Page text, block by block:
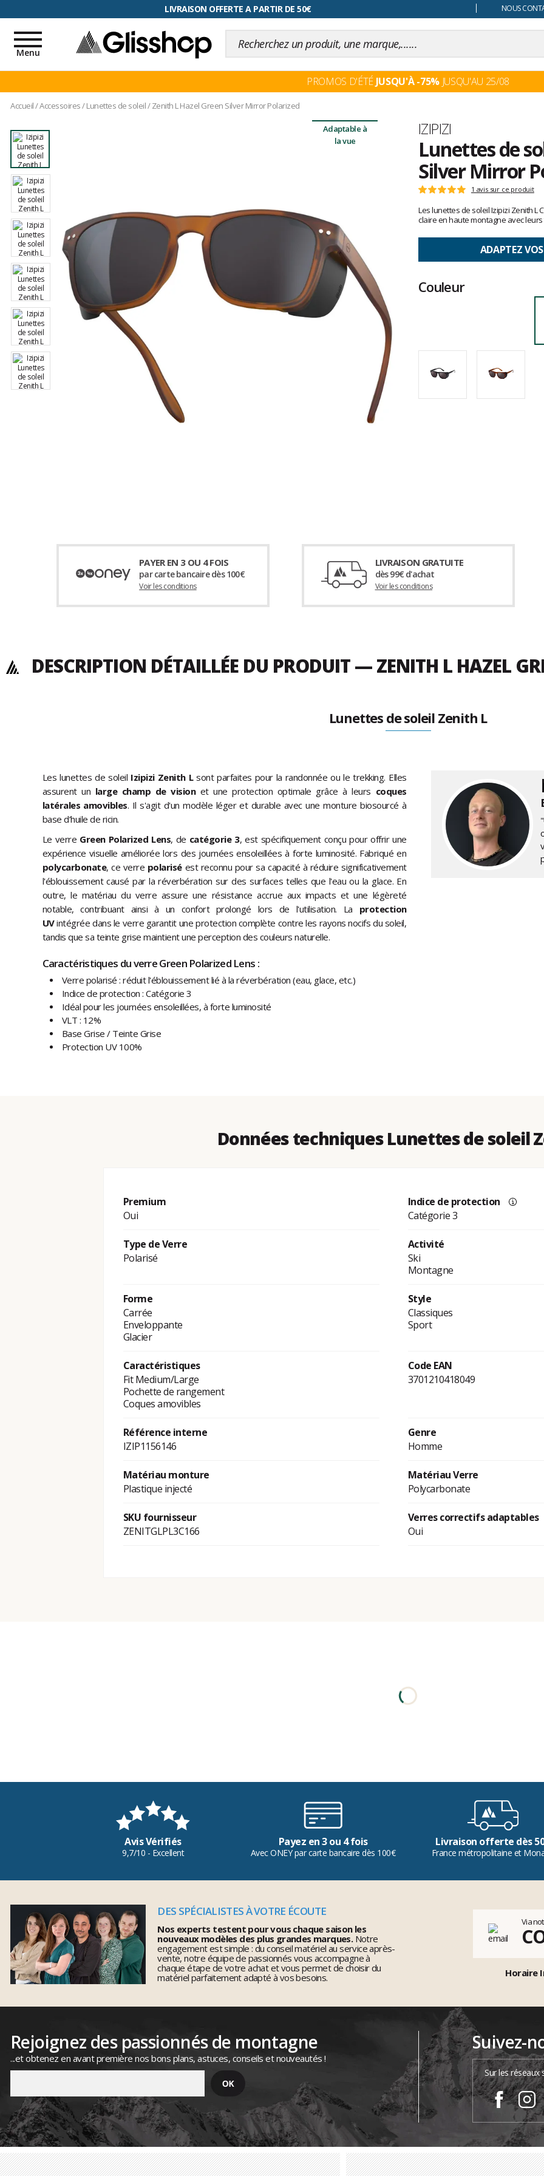
LIVRAISON OFFERTE A PARTIR DE 50€
RETOUR FACILITÉ, 100 jours pour changer d'avis NOUS
Toggle
navigation
Menu
PROMOS D'ÉTÉ JUSQU'À -75%JUSQU'AU 25/08
Accueil/Accessoires/Lunettes de soleil/Zenith L Hazel Green Silver Mirror Polarized
Adaptable à
la vue
Marque
IZIPIZI
Lunettes de
Silver Mirror
Les
clients
Note
:
5
sur
5
1 avis sur ce produit
Les lunettes de soleil Izipizi Zenith L
claire en haute montagne avec
ADAPTEZ
Couleur
PAYER EN 3 OU 4 FOIS
par carte bancaire dès 100€
Voir les conditions
LIVRAISON GRATUITE
dès 99€ d'achat
Voir les conditions
DESCRIPTION DÉTAILLÉE DU PRODUIT — ZENITH L HAZEL
Lunettes de soleil Zenith L
Les lunettes de soleil Izipizi Zenith Lsont parfaites pour la randonnée ou le trekking. Elles
assurent un large champ de visionet une protection optimale grâce à leurs coques
latérales amovibles. Il s'agit d'un modèle léger et durable avec une monture biosourcé à
base d’huile de ricin.
Le verre Green Polarized Lens, de catégorie 3, est spécifiquement conçu pour offrir une
expérience visuelle améliorée lors des journées ensoleillées à forte luminosité. Fabriqué en
polycarbonate, ce verre polariséest reconnu pour sa capacité à réduire significativement
l'éblouissement causé par la réverbération sur des surfaces telles que l'eau ou la glace. En
outre, le matériau du verre assure une résistance accrue aux impacts et une légèreté
notable, contribuant ainsi à un confort prolongé lors de l'utilisation. La protection
UVintégrée dans le verre garantit une protection complète contre les rayons nocifs du soleil,
tandis que sa teinte grise maintient une perception des couleurs naturelle.
Caractéristiques du verre Green Polarized Lens :
Verre polarisé : réduit l'éblouissement lié à la réverbération (eau, glace, etc.)
Indice de protection : Catégorie 3
Idéal pour les journées ensoleillées, à forte luminosité
VLT : 12%
Base Grise / Teinte Grise
Protection UV 100%
Données techniques Lunettes de soleil
Premium
Oui
Indice de protection
Catégorie 3
Type de Verre
Polarisé
Activité
Ski
Montagne
Forme
Carrée
Enveloppante
Glacier
Style
Classiques
Sport
Caractéristiques
Fit Medium/Large
Pochette de rangement
Coques amovibles
Code EAN
3701210418049
Référence interne
IZIP1156146
Genre
Homme
Matériau monture
Plastique injecté
Matériau Verre
Polycarbonate
SKU fournisseur
ZENITGLPL3C166
Verres correctifs adaptables
Oui
Avis Vérifiés
9,7/10 - Excellent
Payez en 3 ou 4 fois
Avec ONEY par carte bancaire dès 100€
Livraison offerte dès
France métropolitaine et
DES SPÉCIALISTES À VOTRE ÉCOUTE
Nos experts testent pour vous chaque saison les
nouveaux modèles des plus grandes marques.Notre
engagement est simple : du conseil matériel au service après-
vente, notre équipe de passionnés vous accompagne à
chaque étape de votre achat et vous permet de choisir du
matériel parfaitement adapté à vos besoins.
Via
Horaire
Rejoignez des passionnés de montagne
...et obtenez en avant première nos bons plans, astuces, conseils et nouveautés !
Suivez-
Sur les réseaux